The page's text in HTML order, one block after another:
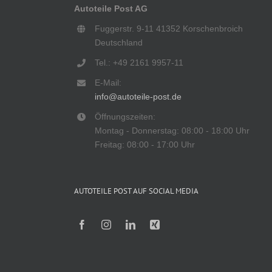
Autoteile Post AG
Fuggerstr. 9-11 41352 Korschenbroich
Deutschland
Tel.: +49 2161 9957-11
E-Mail:
info@autoteile-post.de
Öffnungszeiten:
Montag - Donnerstag: 08:00 - 18:00 Uhr
Freitag: 08:00 - 17:00 Uhr
AUTOTEILE POST AUF SOCIAL MEDIA